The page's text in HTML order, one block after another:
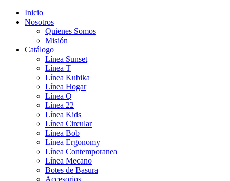
Inicio
Nosotros
Quienes Somos
Misión
Catálogo
Línea Sunset
Línea T
Línea Kubika
Línea Hogar
Línea Q
Línea 22
Línea Kids
Línea Circular
Línea Bob
Línea Ergonomy
Línea Contemporanea
Línea Mecano
Botes de Basura
Accesorios